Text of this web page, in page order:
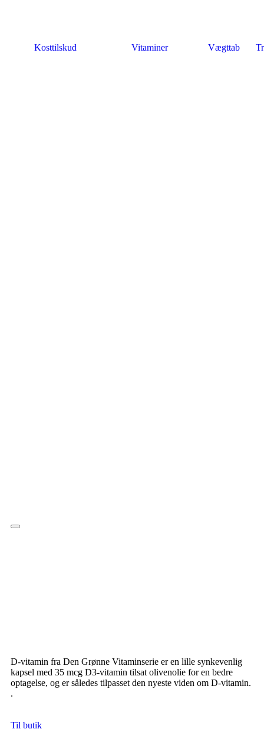
Kosttilskud Vitaminer Vægttab
Hamburger Toggle Menu
D-vitamin fra Den Grønne Vitaminserie er en lille synkevenlig
kapsel med 35 mcg D3-vitamin tilsat olivenolie for en bedre
optagelse, og er således tilpasset den nyeste viden om D-vitamin.
.
Til butik